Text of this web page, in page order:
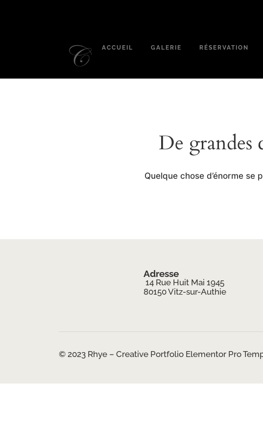
ACCUEIL GALERIE RÉSERVATION
De grandes
Quelque chose d’énorme
Adresse
14 Rue Huit Mai 1945
80150 Vitz-sur-Authie
© 2023 Rhye – Creative Portfolio Elementor Pro